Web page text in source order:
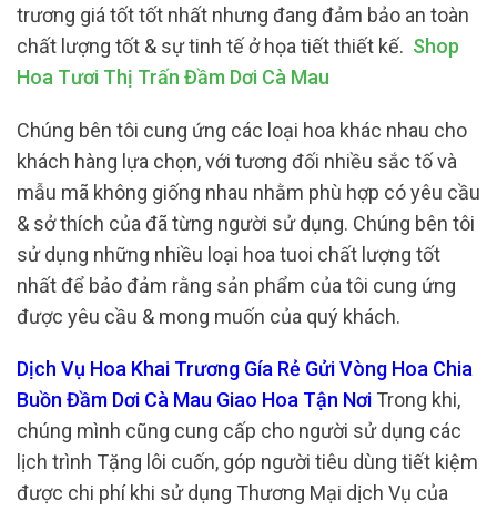
trương giá tốt tốt nhất nhưng đang đảm bảo an toàn
chất lượng tốt & sự tinh tế ở họa tiết thiết kế. Shop
Hoa Tươi Thị Trấn Đầm Dơi Cà Mau
Chúng bên tôi cung ứng các loại hoa khác nhau cho
khách hàng lựa chọn, với tương đối nhiều sắc tố và
mẫu mã không giống nhau nhằm phù hợp có yêu cầu
& sở thích của đã từng người sử dụng. Chúng bên tôi
sử dụng những nhiều loại hoa tuoi chất lượng tốt
nhất để bảo đảm rằng sản phẩm của tôi cung ứng
được yêu cầu & mong muốn của quý khách.
Dịch Vụ Hoa Khai Trương Gía Rẻ Gửi Vòng Hoa Chia
Buồn Đầm Dơi Cà Mau Giao Hoa Tận Nơi Trong khi,
chúng mình cũng cung cấp cho người sử dụng các
lịch trình Tặng lôi cuốn, góp người tiêu dùng tiết kiệm
được chi phí khi sử dụng Thương Mại dịch Vụ của